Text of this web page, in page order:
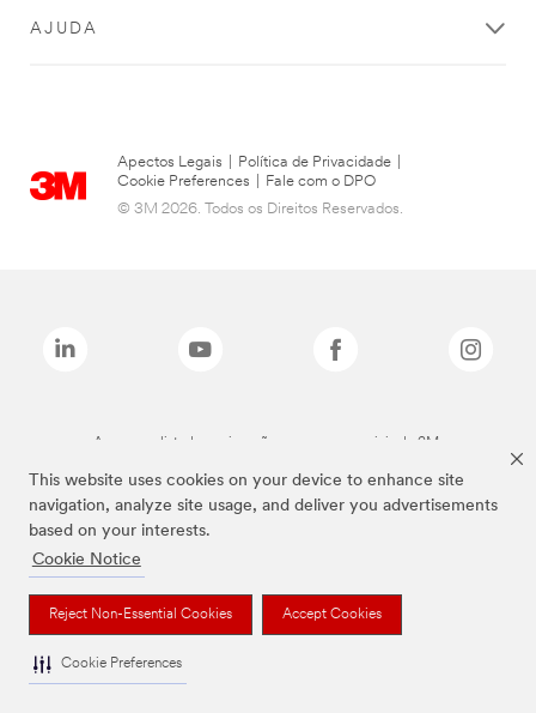
This website uses cookies on your device to enhance site
navigation, analyze site usage, and deliver you advertisements
based on your interests.
Cookie Notice
Reject Non-Essential Cookies Accept Cookies
Cookie Preferences
AJUDA
Apectos Legais Política de Privacidade
Cookie Preferences
Fale com o DPO
© 3M 2026. Todos os Direitos Reservados.
As marcas listadas a cima são marcas comerciais da 3M.